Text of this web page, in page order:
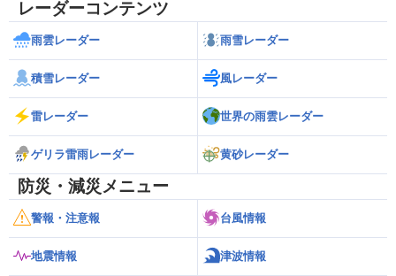
レーダーコンテンツ
雨雲レーダー 雨雪レーダー
積雪レーダー 風レーダー
雷レーダー 世界の雨雲レーダー
ゲリラ雷雨レーダー 黄砂レーダー
防災・減災メニュー
警報・注意報 台風情報
地震情報 津波情報